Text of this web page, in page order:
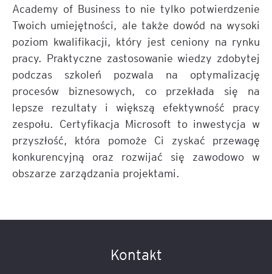
Academy of Business to nie tylko potwierdzenie
Twoich umiejętności, ale także dowód na wysoki
poziom kwalifikacji, który jest ceniony na rynku
pracy. Praktyczne zastosowanie wiedzy zdobytej
podczas szkoleń pozwala na optymalizację
procesów biznesowych, co przekłada się na
lepsze rezultaty i większą efektywność pracy
zespołu. Certyfikacja Microsoft to inwestycja w
przyszłość, która pomoże Ci zyskać przewagę
konkurencyjną oraz rozwijać się zawodowo w
obszarze zarządzania projektami.
Kontakt